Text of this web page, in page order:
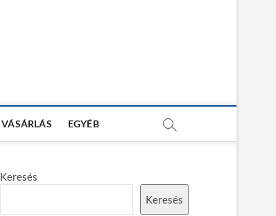
VÁSÁRLÁS EGYÉB
Keresés
Keresés